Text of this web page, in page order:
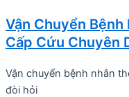
Vận Chuyển Bệnh
Cấp Cứu Chuyên
Vận chuyển bệnh nhân
đòi hỏi